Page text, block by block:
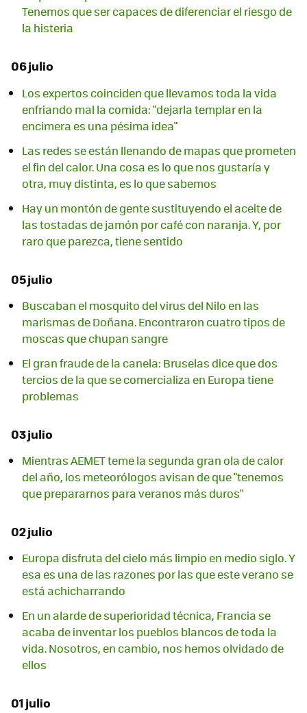
Tenemos que ser capaces de diferenciar el riesgo de
la histeria
06 julio
Los expertos coinciden que llevamos toda la vida
enfriando mal la comida: "dejarla templar en la
encimera es una pésima idea"
Las redes se están llenando de mapas que prometen
el fin del calor. Una cosa es lo que nos gustaría y
otra, muy distinta, es lo que sabemos
Hay un montón de gente sustituyendo el aceite de
las tostadas de jamón por café con naranja. Y, por
raro que parezca, tiene sentido
05 julio
Buscaban el mosquito del virus del Nilo en las
marismas de Doñana. Encontraron cuatro tipos de
moscas que chupan sangre
El gran fraude de la canela: Bruselas dice que dos
tercios de la que se comercializa en Europa tiene
problemas
03 julio
Mientras AEMET teme la segunda gran ola de calor
del año, los meteorólogos avisan de que "tenemos
que prepararnos para veranos más duros"
02 julio
Europa disfruta del cielo más limpio en medio siglo. Y
esa es una de las razones por las que este verano se
está achicharrando
En un alarde de superioridad técnica, Francia se
acaba de inventar los pueblos blancos de toda la
vida. Nosotros, en cambio, nos hemos olvidado de
ellos
01 julio